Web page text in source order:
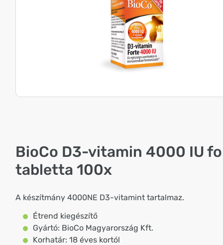
BioCo D3-vitamin 4000 IU
tabletta 100x
A készítmány 4000NE D3-vitamint tartalmaz.
Étrend kiegészítő
Gyártó: BioCo Magyarország Kft.
Korhatár: 18 éves kortól